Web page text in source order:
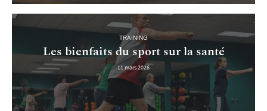
TRAINING
Les bienfaits du sport sur la santé
11 mars 2026